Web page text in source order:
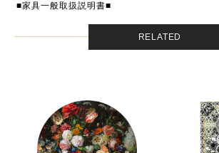
■家具一般取扱説明書■
RELATED